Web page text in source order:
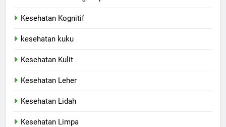
Kesehatan Kognitif
kesehatan kuku
Kesehatan Kulit
Kesehatan Leher
Kesehatan Lidah
Kesehatan Limpa